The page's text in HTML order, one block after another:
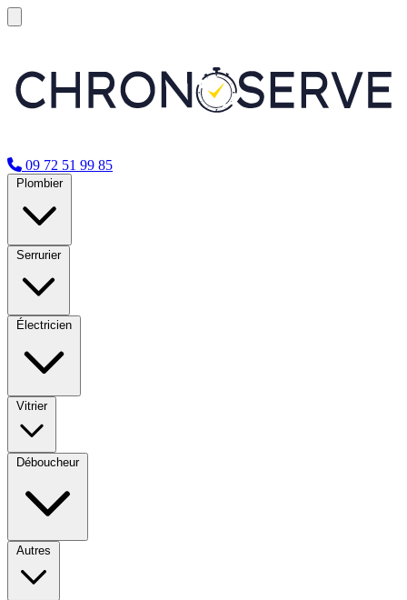
09 72 51 99 85
Plombier
Serrurier
Électricien
Vitrier
Déboucheur
Autres